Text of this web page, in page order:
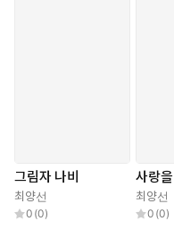
그림자 나비
최양선
0 (0)
사랑
최양선
0 (0)